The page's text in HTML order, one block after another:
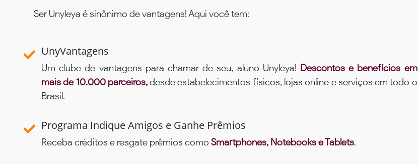
Ser Unyleya é sinônimo de vantagens! Aqui você tem:
UnyVantagens
Um clube de vantagens para chamar de seu, aluno Unyleya! Descontos e benefícios em
mais de 10.000 parceiros,desde estabelecimentos físicos, lojas online e serviços em todo o
Brasil.
Programa Indique Amigos e Ganhe Prêmios
Receba créditos e resgate prêmios como Smartphones, Notebooks e Tablets.